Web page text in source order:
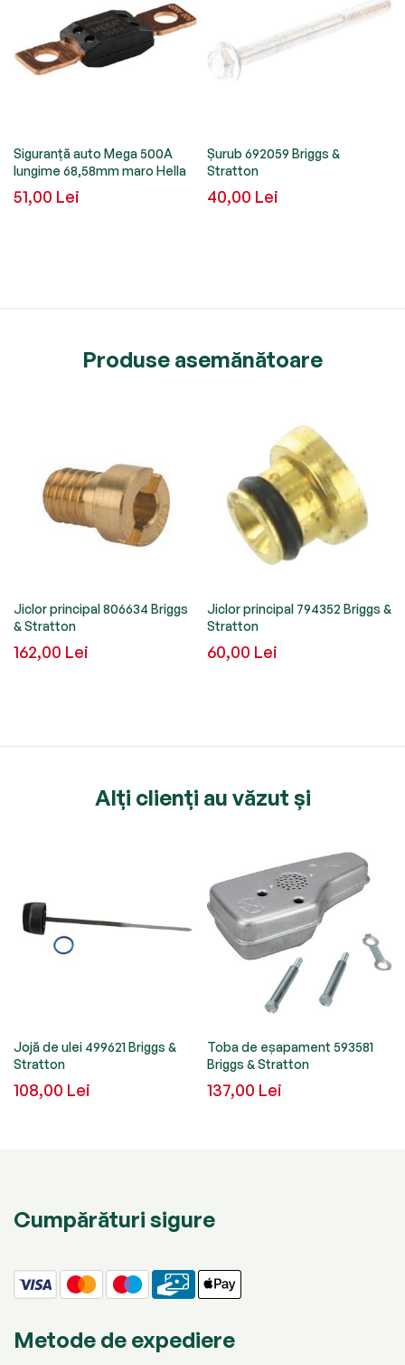
Siguranță auto Mega 500A
lungime 68,58mm maro Hella
51,00 Lei
Șurub 692059 Briggs &
Stratton
40,00 Lei
Produse asemănătoare
Jiclor principal 806634 Briggs
& Stratton
162,00 Lei
Jiclor principal 794352 Briggs &
Stratton
60,00 Lei
Alți clienți au văzut și
Jojă de ulei 499621 Briggs &
Stratton
108,00 Lei
Toba de eșapament 593581
Briggs & Stratton
137,00 Lei
Cumpărături sigure
Metode de expediere